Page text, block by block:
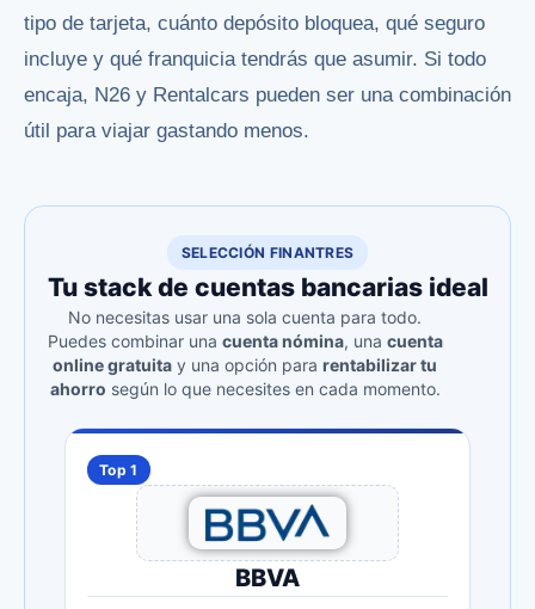
tipo de tarjeta, cuánto depósito bloquea, qué seguro
incluye y qué franquicia tendrás que asumir. Si todo
encaja, N26 y Rentalcars pueden ser una combinación
útil para viajar gastando menos.
SELECCIÓN FINANTRES
Tu stack de cuentas bancarias ideal
No necesitas usar una sola cuenta para todo.
Puedes combinar una cuenta nómina, una cuenta
online gratuita y una opción para rentabilizar tu
ahorro según lo que necesites en cada momento.
Top 1
BBVA